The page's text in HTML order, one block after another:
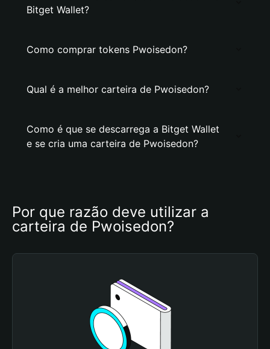
Bitget Wallet?
Como comprar tokens Pwoisedon?
Qual é a melhor carteira de Pwoisedon?
Como é que se descarrega a Bitget Wallet
e se cria uma carteira de Pwoisedon?
Por que razão deve utilizar a
carteira de Pwoisedon?